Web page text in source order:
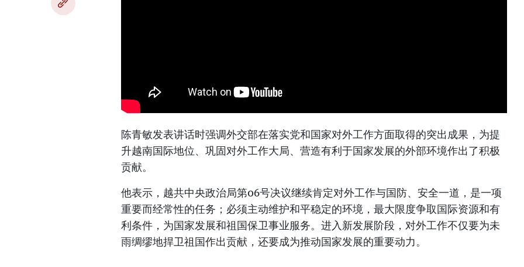
陈青敏发表讲话时强调外交部在落实党和国家对外工作方面取得的突出成果，为提
升越南国际地位、巩固对外工作大局、营造有利于国家发展的外部环境作出了积极
贡献。
他表示，越共中央政治局第06号决议继续肯定对外工作与国防、安全一道，是一项
重要而经常性的任务；必须主动维护和平稳定的环境，最大限度争取国际资源和有
利条件，为国家发展和祖国保卫事业服务。进入新发展阶段，对外工作不仅要为未
雨绸缪地捍卫祖国作出贡献，还要成为推动国家发展的重要动力。